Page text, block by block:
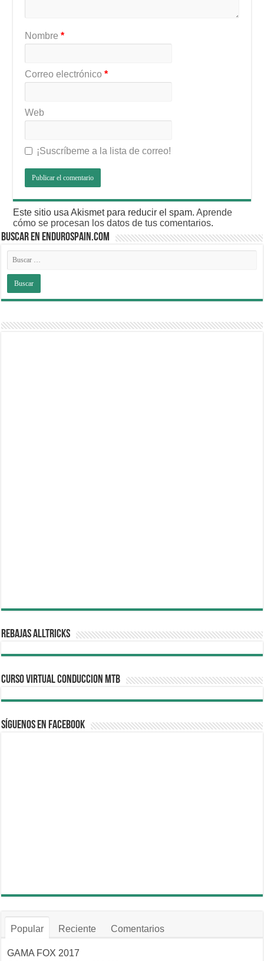
Nombre*
Correo electrónico*
Web
¡Suscríbeme a la lista de correo!
Este sitio usa Akismet para reducir el spam.Aprende
cómo se procesan los datos de tus comentarios.
BUSCAR EN ENDUROSPAIN.COM
REBAJAS ALLTRICKS
CURSO VIRTUAL CONDUCCION MTB
Síguenos en Facebook
Popular Reciente Comentarios
GAMA FOX 2017